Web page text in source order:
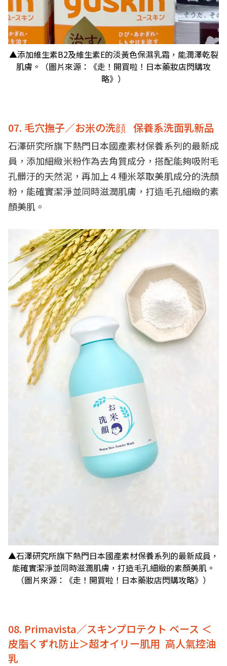
▲添加維生素B2及維生素E的淡黃色保濕乳霜，能潤澤乾裂
肌膚。（圖片來源：《走！開買啦！日本藥妝店閃購攻
略》）
07. 毛穴撫子／お米の洗顔 保養系洗面乳新品
石澤研究所旗下熱門日本國產素材保養系列的最新成
員，添加細緻米粉作為去角質成分，搭配能夠吸附毛
孔髒汙的天然泥，再加上４種米萃取美肌成分的洗顏
粉，能確實潔淨並同時滋潤肌膚，打造毛孔細緻的素
顏美肌。
▲石澤研究所旗下熱門日本國產素材保養系列的最新成員，
能確實潔淨並同時滋潤肌膚，打造毛孔細緻的素顏美肌。
（圖片來源：《走！開買啦！日本藥妝店閃購攻略》）
08. Primavista／スキンプロテクト ベース ＜
皮脂くずれ防止＞超オイリー肌用 高人氣控油
乳